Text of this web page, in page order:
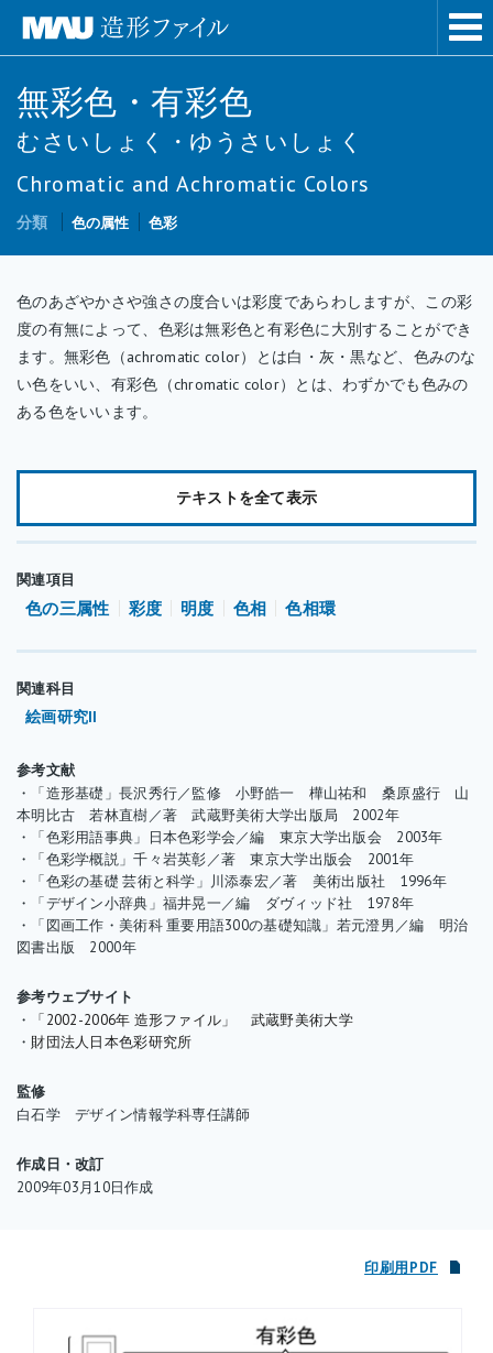
無彩色・有彩色
むさいしょく・ゆうさいしょく
Chromatic and Achromatic Colors
分類 色の属性 色彩
色のあざやかさや強さの度合いは彩度であらわしますが、この彩
度の有無によって、色彩は無彩色と有彩色に大別することができ
ます。無彩色（achromatic color）とは白・灰・黒など、色みのな
い色をいい、有彩色（chromatic color）とは、わずかでも色みの
ある色をいいます。
ります。無彩色は、補色どうしを混ぜ合わせることによってつく
り出すことができます。有彩色には明度のほかに、赤・青・黄と
いった色を特徴づける色み（色相）や、その色みの強さ（彩度）
の属性があります。有彩色の持つ色相・明度・彩度の三つの属性
を色の三属性といい、この三属性のそれぞれの値を示すことによ
テキストを全て表示
関連項目
色の三属性 彩度 明度 色相 色相環
関連科目
絵画研究II
参考文献
・「造形基礎」長沢秀行／監修 小野皓一 樺山祐和 桑原盛行 山
本明比古 若林直樹／著 武蔵野美術大学出版局 2002年
・「色彩用語事典」日本色彩学会／編 東京大学出版会 2003年
・「色彩学概説」千々岩英彰／著 東京大学出版会 2001年
・「色彩の基礎 芸術と科学」川添泰宏／著 美術出版社 1996年
・「デザイン小辞典」福井晃一／編 ダヴィッド社 1978年
・「図画工作・美術科 重要用語300の基礎知識」若元澄男／編 明治
図書出版 2000年
参考ウェブサイト
・
「2002-2006年 造形ファイル」 武蔵野美術大学
・ 財団法人日本色彩研究所
監修
白石学 デザイン情報学科専任講師
作成日・改訂
2009年03月10日作成
印刷用PDF